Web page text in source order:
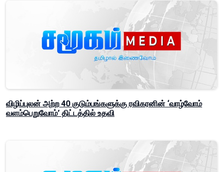
விழிப்புலன் அற்ற 40 குடும்பங்களுக்கு ரவிகரனின் ‘வாழ்வோம்
வளம்பெறுவோம்’ திட்டத்தில் உதவி